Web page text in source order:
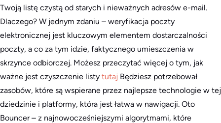
Twoją listę czystą od starych i nieważnych adresów e-mail.
Dlaczego? W jednym zdaniu – weryfikacja poczty
elektronicznej jest kluczowym elementem dostarczalności
poczty, a co za tym idzie, faktycznego umieszczenia w
skrzynce odbiorczej. Możesz przeczytać więcej o tym, jak
ważne jest czyszczenie listy tutaj Będziesz potrzebował
zasobów, które są wspierane przez najlepsze technologie w tej
dziedzinie i platformy, która jest łatwa w nawigacji. Oto
Bouncer – z najnowocześniejszymi algorytmami, które